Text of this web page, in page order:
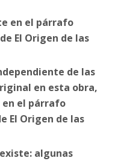
en el párrafo
El Origen de las
de las
en esta obra,
en el párrafo
El Origen de las
algunas